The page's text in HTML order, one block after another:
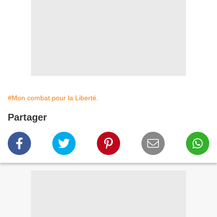
#Mon combat pour la Liberté.
Partager